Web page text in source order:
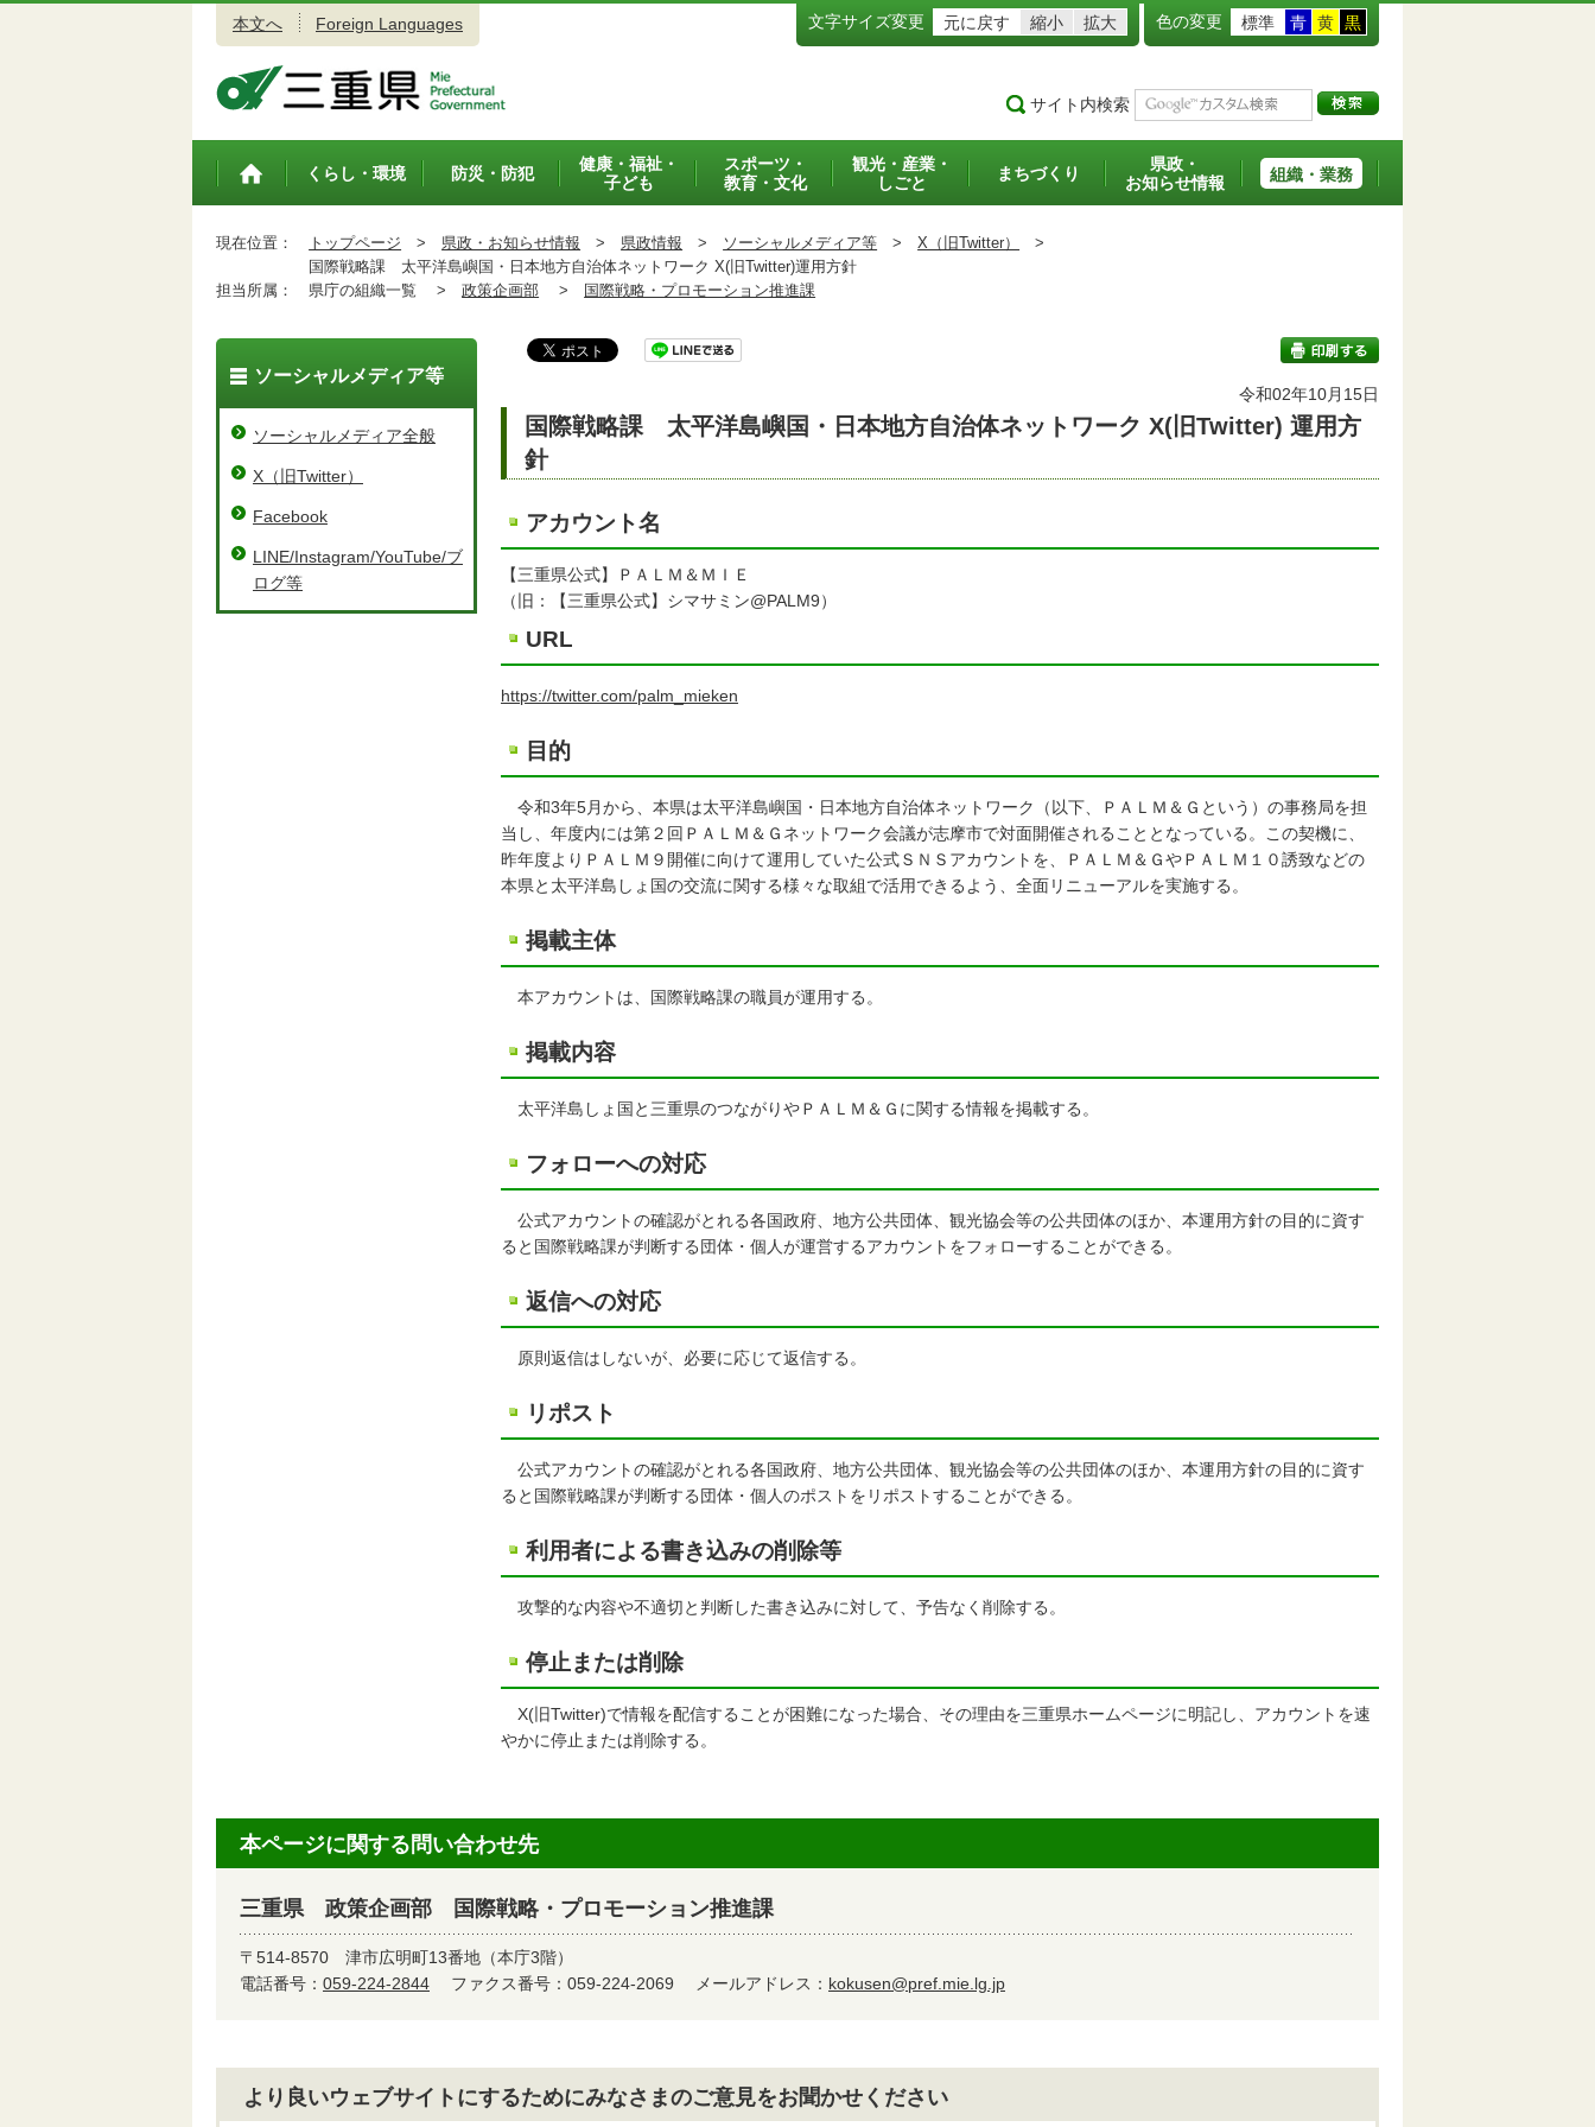
本文へ Foreign Languages 文字サイズ変更 元に戻す 縮小 拡大 色の変更 標準 青 黄 黒
サイト内検索
トップペ
くらし・環境 防災・防犯
健康・福祉・
子ども
スポーツ・
教育・文化
観光・産業・
しごと
まちづくり
県政・
お知らせ情報
組織・業務
現在位置： トップページ > 県政・お知らせ情報 > 県政情報 > ソーシャルメディア等 > X（旧Twitter）
>
国際戦略課 太平洋島嶼国・日本地方自治体ネットワーク X(旧Twitter)運用方針
担当所属：
県庁の組織一覧 > 政策企画部 > 国際戦略・プロモーション推進課
令和02年10月15日
国際戦略課 太平洋島嶼国・日本地方自治体ネットワーク X(旧Twitter) 運用方
針
アカウント名
【三重県公式】ＰＡＬＭ＆ＭＩＥ
（旧：【三重県公式】シマサミン@PALM9）
URL
https://twitter.com/palm_mieken
目的
令和3年5月から、本県は太平洋島嶼国・日本地方自治体ネットワーク（以下、ＰＡＬＭ＆Ｇという）の事務局を担
当し、年度内には第２回ＰＡＬＭ＆Ｇネットワーク会議が志摩市で対面開催されることとなっている。この契機に、
昨年度よりＰＡＬＭ９開催に向けて運用していた公式ＳＮＳアカウントを、ＰＡＬＭ＆ＧやＰＡＬＭ１０誘致などの
本県と太平洋島しょ国の交流に関する様々な取組で活用できるよう、全面リニューアルを実施する。
掲載主体
本アカウントは、国際戦略課の職員が運用する。
掲載内容
太平洋島しょ国と三重県のつながりやＰＡＬＭ＆Ｇに関する情報を掲載する。
フォローへの対応
公式アカウントの確認がとれる各国政府、地方公共団体、観光協会等の公共団体のほか、本運用方針の目的に資す
ると国際戦略課が判断する団体・個人が運営するアカウントをフォローすることができる。
返信への対応
原則返信はしないが、必要に応じて返信する。
リポスト
公式アカウントの確認がとれる各国政府、地方公共団体、観光協会等の公共団体のほか、本運用方針の目的に資す
ると国際戦略課が判断する団体・個人のポストをリポストすることができる。
利用者による書き込みの削除等
攻撃的な内容や不適切と判断した書き込みに対して、予告なく削除する。
停止または削除
X(旧Twitter)で情報を配信することが困難になった場合、その理由を三重県ホームページに明記し、アカウントを速
やかに停止または削除する。
ソーシャルメディア等
ソーシャルメディア全般
X（旧Twitter）
Facebook
LINE/Instagram/YouTube/ブ
ログ等
本ページに関する問い合わせ先
三重県 政策企画部 国際戦略・プロモーション推進課
〒514-8570 津市広明町13番地（本庁3階）
電話番号： 059-224-2844 ファクス番号：059-224-2069 メールアドレス： kokusen@pref.mie.lg.jp
より良いウェブサイトにするためにみなさまのご意見をお聞かせください